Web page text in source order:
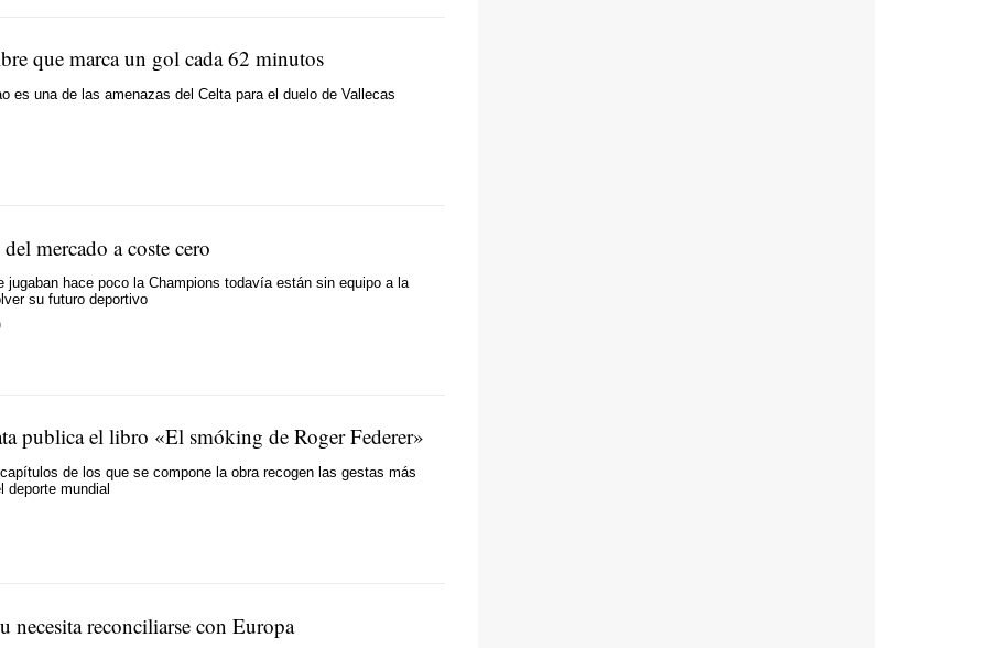
que marca un gol cada 62 minutos
es una de las amenazas del Celta para el duelo de Vallecas
mercado a coste cero
jugaban hace poco la Champions todavía están sin equipo a la
su futuro deportivo
publica el libro «El smóking de Roger Federer»
de los que se compone la obra recogen las gestas más
deporte mundial
necesita reconciliarse con Europa